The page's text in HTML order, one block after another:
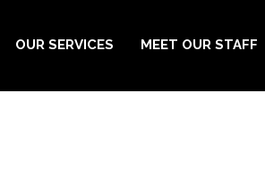
OUR SERVICES MEET OUR STAFF